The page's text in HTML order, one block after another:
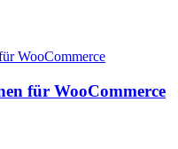
für WooCommerce